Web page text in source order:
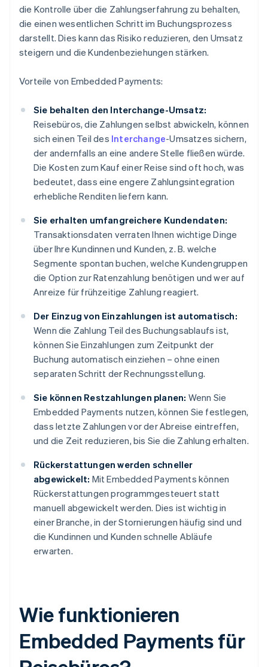
die Kontrolle über die Zahlungserfahrung zu behalten,
die einen wesentlichen Schritt im Buchungsprozess
darstellt. Dies kann das Risiko reduzieren, den Umsatz
steigern und die Kundenbeziehungen stärken.
Vorteile von Embedded Payments:
Sie behalten den Interchange-Umsatz:
Reisebüros, die Zahlungen selbst abwickeln, können
sich einen Teil des Interchange-Umsatzes sichern,
der andernfalls an eine andere Stelle fließen würde.
Die Kosten zum Kauf einer Reise sind oft hoch, was
bedeutet, dass eine engere Zahlungsintegration
erhebliche Renditen liefern kann.
Sie erhalten umfangreichere Kundendaten:
Transaktionsdaten verraten Ihnen wichtige Dinge
über Ihre Kundinnen und Kunden, z. B. welche
Segmente spontan buchen, welche Kundengruppen
die Option zur Ratenzahlung benötigen und wer auf
Anreize für frühzeitige Zahlung reagiert.
Der Einzug von Einzahlungen ist automatisch:
Wenn die Zahlung Teil des Buchungsablaufs ist,
können Sie Einzahlungen zum Zeitpunkt der
Buchung automatisch einziehen – ohne einen
separaten Schritt der Rechnungsstellung.
Sie können Restzahlungen planen: Wenn Sie
Embedded Payments nutzen, können Sie festlegen,
dass letzte Zahlungen vor der Abreise eintreffen,
und die Zeit reduzieren, bis Sie die Zahlung erhalten.
Rückerstattungen werden schneller
abgewickelt: Mit Embedded Payments können
Rückerstattungen programmgesteuert statt
manuell abgewickelt werden. Dies ist wichtig in
einer Branche, in der Stornierungen häufig sind und
die Kundinnen und Kunden schnelle Abläufe
erwarten.
Wie funktionieren
Embedded Payments für